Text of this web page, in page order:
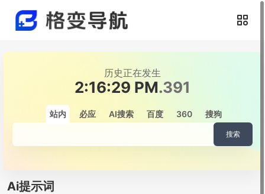
历史正在发生
2:16:29 PM.542
站内 必应 AI搜索 百度 360 搜狗
搜索
Ai提示词